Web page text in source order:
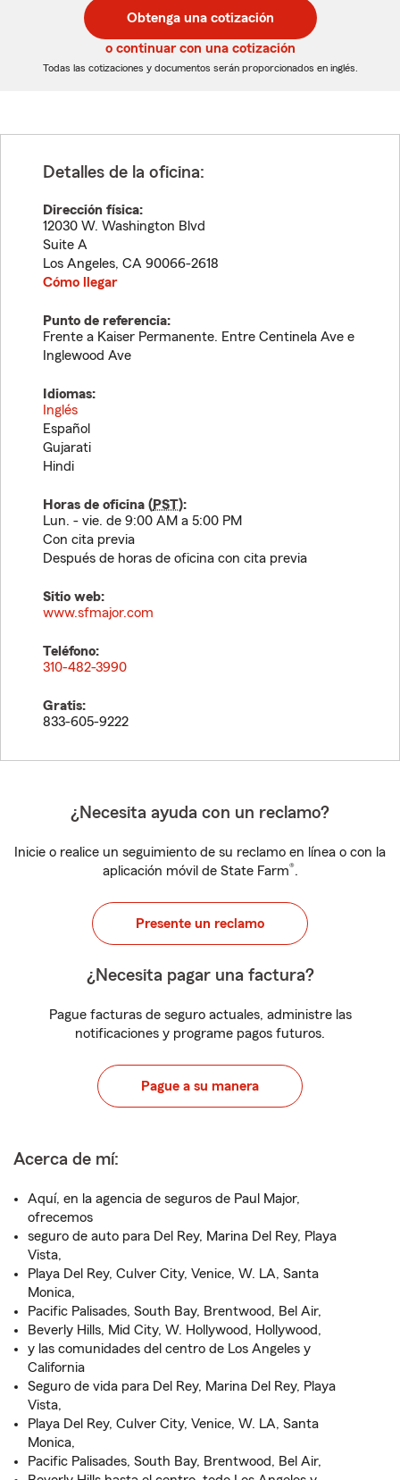
de
5
dígitos
de
5
dígitos
Obtenga una cotización
o continuar con una cotización
Todas las cotizaciones y documentos serán proporcionados en inglés.
Detalles de la oficina:
Dirección física:
12030 W. Washington Blvd
Suite A
Los Angeles, CA 90066-2618
Cómo llegar
Punto de referencia:
Frente a Kaiser Permanente. Entre Centinela Ave e
Inglewood Ave
Idiomas:
Inglés
Español
Gujarati
Hindi
Horas de oficina (PST):
Lun. - vie. de 9:00 AM a 5:00 PM
Con cita previa
Después de horas de oficina con cita previa
Sitio web:
www.sfmajor.com
Teléfono:
310-482-3990
Gratis:
833-605-9222
¿Necesita ayuda con un reclamo?
Inicie o realice un seguimiento de su reclamo en línea o con la
aplicación móvil de State Farm®.
Presente un reclamo
¿Necesita pagar una factura?
Pague facturas de seguro actuales, administre las
notificaciones y programe pagos futuros.
Pague a su manera
Acerca de mí:
Aquí, en la agencia de seguros de Paul Major,
ofrecemos
seguro de auto para Del Rey, Marina Del Rey, Playa
Vista,
Playa Del Rey, Culver City, Venice, W. LA, Santa
Monica,
Pacific Palisades, South Bay, Brentwood, Bel Air,
Beverly Hills, Mid City, W. Hollywood, Hollywood,
y las comunidades del centro de Los Angeles y
California
Seguro de vida para Del Rey, Marina Del Rey, Playa
Vista,
Playa Del Rey, Culver City, Venice, W. LA, Santa
Monica,
Pacific Palisades, South Bay, Brentwood, Bel Air,